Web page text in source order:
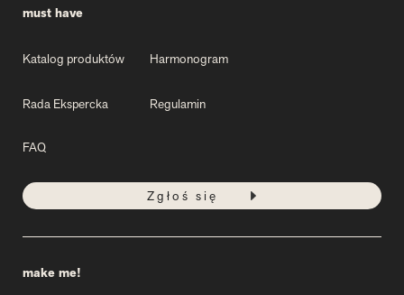
must have
Katalog produktów Harmonogram
Rada Ekspercka Regulamin
FAQ
Zgłoś się
make me!